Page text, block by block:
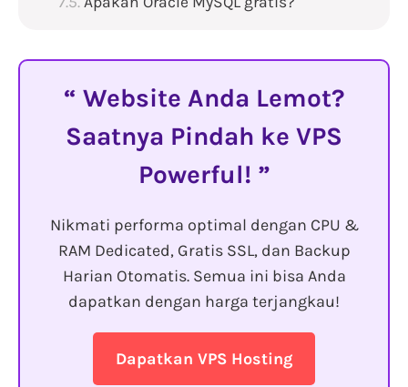
Website Anda Lemot?
Saatnya Pindah ke VPS
Powerful!
Nikmati performa optimal dengan CPU &
RAM Dedicated, Gratis SSL, dan Backup
Harian Otomatis. Semua ini bisa Anda
dapatkan dengan harga terjangkau!
Dapatkan VPS Hosting